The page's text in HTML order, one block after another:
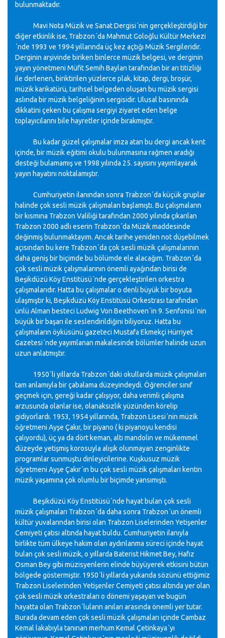
bulunmaktadır.
Mavi Nota Müzik ve Sanat Dergisi´nin gerçekleştirdiği bir
diğer etkinlik ise, Trabzon´da Mahmut Goloğlu Kültür Merkezi
´nde 1993 ve 1994 yıllarında üç kez açtığı Müzik Sergileridir.
Derginin arşivinde biriken binlerce müzik belgesi, ve derginin
yayın yönetmeni Müfit Semih Baylan tarafından bir arı titizliği
ile derlenen, biriktirilen yüzlerce plak, kitap, dergi, broşür,
müzik karikatürü, tarihsel belgeden oluşan bu müzik sergisi
aslında bir müzik belgeliğinin sergisidir. Ulusal basınında
dikkatini çeken bu çalışma sergiyi ziyaret eden belge
toplayıcılarını bile hayretler içinde bırakmıştır.
Bu kadar güzel çalışmalar imza atan bu dergi ancak kent
içinde, bir müzik eğitimi okulu bulunmasına rağmen aradığı
desteği bulamamış ve 1998 yılında 25. sayısını yayımlayarak
yayın hayatını noktalamıştır.
Cumhuriyetin ilanından sonra Trabzon´da küçük gruplar
halinde çok sesli müzik çalışmaları başlamıştı. Bu çalışmaların
bir kısmına Trabzon Valiliği tarafından 2000 yılında çıkarılan
Trabzon 2000 adlı eserin Trabzon´da Müzik maddesinde
değinmiş bulunmaktayım. Ancak tarihe yeniden not düşebilmek
açısından bu kere Trabzon´da çok sesli müzik çalışmalarının
daha geniş bir biçimde bu bölümde ele alacağım. Trabzon´da
çok sesli müzik çalışmalarının önemli ayağından birisi de
Beşikdüzü Köy Enstitüsü´nde gerçekleştirilen orkestra
çalışmalarıdır. Hatta bu çalışmalar o denli büyük bir boyuta
ulaşmıştır ki, Beşikdüzü Köy Enstitüsü Orkestrası tarafından
ünlü Alman besteci Ludwig Von Beethoven´in 9. Senfonisi´nin
büyük bir başarı ile seslendirildiğini biliyoruz. Hatta bu
çalışmaların öyküsünü gazeteci Mustafa Ekmekçi Hürriyet
Gazetesi´nde yayımlanan makalesinde bölümler halinde uzun
uzun anlatmıştır.
1950´li yıllarda Trabzon´daki okullarda müzik çalışmaları
tam anlamıyla bir çabalama düzeyindeydi. Öğrenciler sınıf
geçmek için, gereği kadar çalışıyor, daha verimli çalışma
arzusunda olanlar ise, olanaksızlık yüzünden körelip
gidiyorlardı. 1953, 1954 yıllarında, Trabzon Lisesi´nin müzik
öğretmeni Ayşe Çakır, bir piyano ( ki piyanoyu kendisi
çalıyordu), üç ya da dört keman, altı mandolin ve mükemmel
düzeyde yetişmiş korosuyla alışık olunmayan zenginlikte
programlar sunmuştu dinleyicilerine. Kuşkusuz müzik
öğretmeni Ayşe Çakır´ın bu çok sesli müzik çalışmaları kentin
müzik yaşamına çok olumlu bir biçimde yansımıştı.
Beşikdüzü Köy Enstitüsü´nde hayat bulan çok sesli
müzik çalışmaları Trabzon´da daha sonra Trabzon´un önemli
kültür yuvalarından birisi olan Trabzon Liselerinden Yetişenler
Cemiyeti çatısı altında hayat buldu. Cumhuriyetin ilanıyla
birlikte tüm ülkeye hakim olan aydınlanma süreci içinde hayat
bulan çok sesli müzik, o yıllarda Baterist Hikmet Bey, Hafız
Osman Bey gibi müzisyenlerin elinde büyüyerek etkisini bütün
bölgede göstermiştir. 1950´li yıllarda yukarıda sözünü ettiğimiz
Trabzon Liselerinden Yetişenler Cemiyeti çatısı altında yer olan
çok sesli müzik orkestraları o dönemi yaşayan ve bugün
hayatta olan Trabzon´luların anıları arasında önemli yer tutar.
Burada devam eden çok sesli müzik çalışmaları içinde Cambaz
Kemal lakabıyla tanınan merhum Kemal Çetinkaya´yı